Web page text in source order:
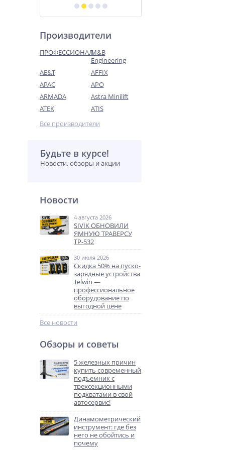
Производители
ПРОФЕССИОНАЛM&B
Engineering
AE&T
AFFIX
APAC
APO
ARMADA
Astra Minilift
ATEK
ATIS
Все производители
Будьте в курсе!
Новости, обзоры и акции
Новости
4 августа 2026
SIVIK ОБНОВИЛИ
ЯМНУЮ ТРАВЕРСУ
ТР-532
30 июля 2026
Скидка 50% на пуско-
зарядные устройства
Telwin —
профессиональное
оборудование по
выгодной цене
Все новости
Обзоры и советы
5 железных причин
купить современный
подъемник с
трехсекционными
подхватами в свой
автосервис!
Динамометрический
инструмент: где без
него не обойтись и
почему